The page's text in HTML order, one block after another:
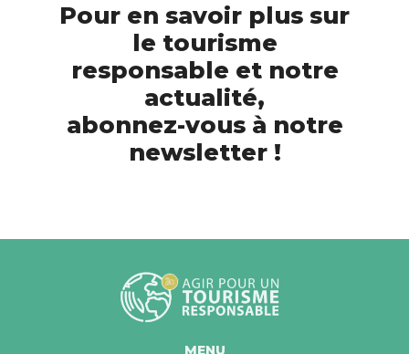
Pour en savoir plus sur
le tourisme
responsable et notre
actualité,
abonnez-vous à notre
newsletter !
MENU